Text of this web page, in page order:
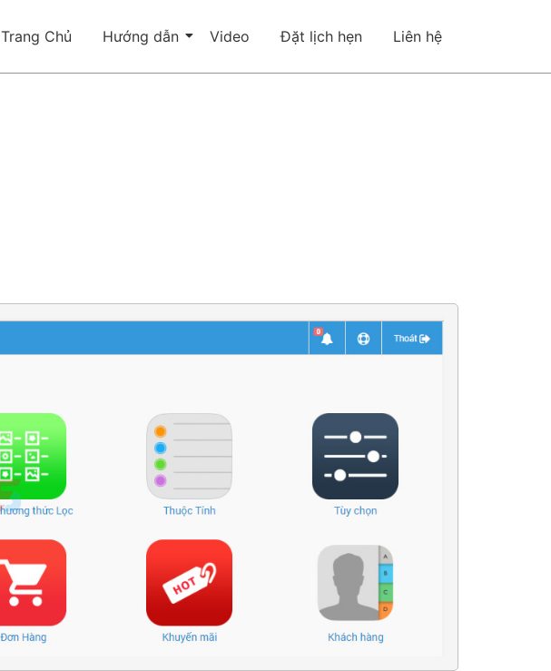
Trang Chủ Hướng dẫn Video Đặt lịch hẹn Liên hệ